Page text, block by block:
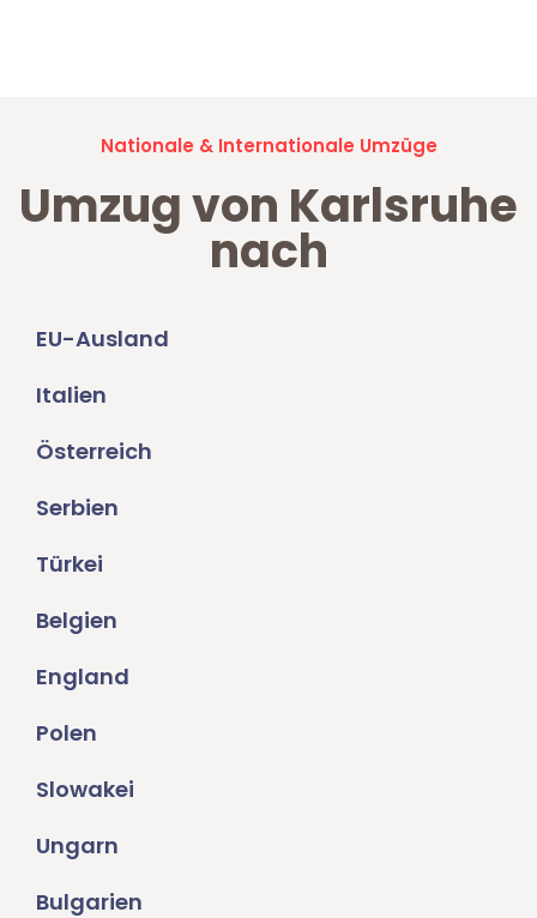
Nationale & Internationale Umzüge
Umzug von Karlsruhe
nach
EU-Ausland
Italien
Österreich
Serbien
Türkei
Belgien
England
Polen
Slowakei
Ungarn
Bulgarien